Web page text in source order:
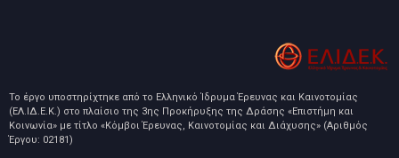
Το έργο υποστηρίχτηκε από το Ελληνικό Ίδρυμα Έρευνας και Καινοτομίας
(ΕΛ.ΙΔ.Ε.Κ.) στο πλαίσιο της 3ης Προκήρυξης της Δράσης «Επιστήμη και
Κοινωνία» με τίτλο «Κόμβοι Έρευνας, Καινοτομίας και Διάχυσης» (Αριθμός
Έργου: 02181)